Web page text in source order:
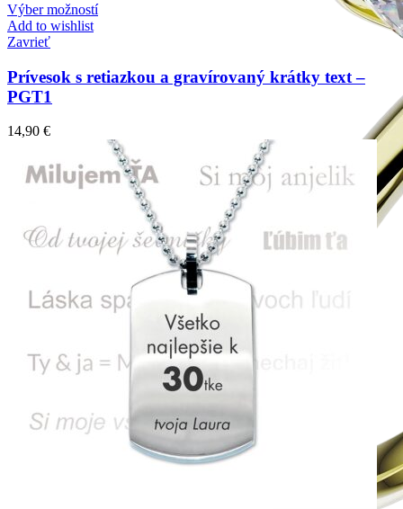
Výber možností
Add to wishlist
Zavrieť
Prívesok s retiazkou a gravírovaný krátky text –
PGT1
14,90 €